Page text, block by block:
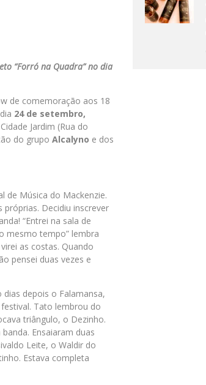
“Forró na Quadra” no dia
de comemoração aos 18
24 de setembro,
Jardim (Rua do
do grupo Alcalyno e dos
de Música do Mackenzie.
Decidiu inscrever
“Entrei na sala de
mesmo tempo” lembra
as costas. Quando
pensei duas vezes e
depois o Falamansa,
Tato lembrou do
triângulo, o Dezinho.
Ensaiaram duas
Leite, o Waldir do
Estava completa